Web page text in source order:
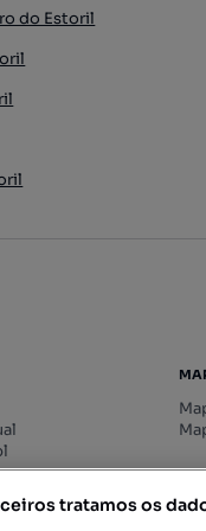
do Estoril
tratamos os